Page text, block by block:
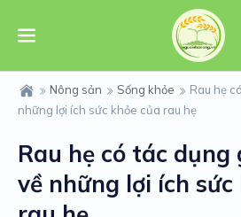
Nông sản Sống khỏe
Rau hẹ
những lợi ích sức khỏe của rau hẹ
Rau hẹ có tác dụng
về những lợi ích sức